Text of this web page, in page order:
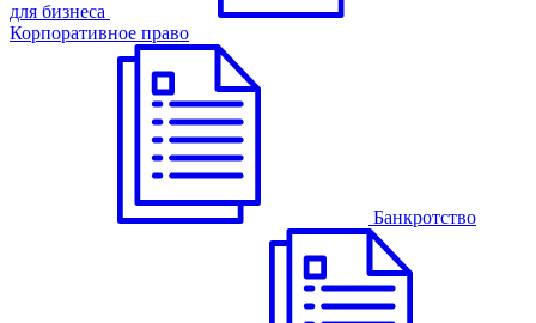
для бизнеса
Корпоративное право
Банкротство